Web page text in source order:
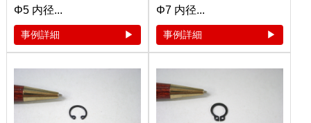
Φ5 内径...
事例詳細
Φ7 内径...
事例詳細